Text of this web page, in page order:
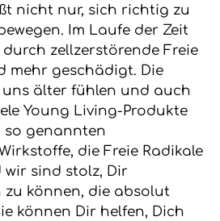
nicht nur, sich richtig zu
Im Laufe der Zeit
zellzerstörende Freie
mehr geschädigt. Die
uns älter fühlen und auch
Young Living-Produkte
so genannten
die Freie Radikale
sind stolz, Dir
zu können, die absolut
können Dir helfen, Dich